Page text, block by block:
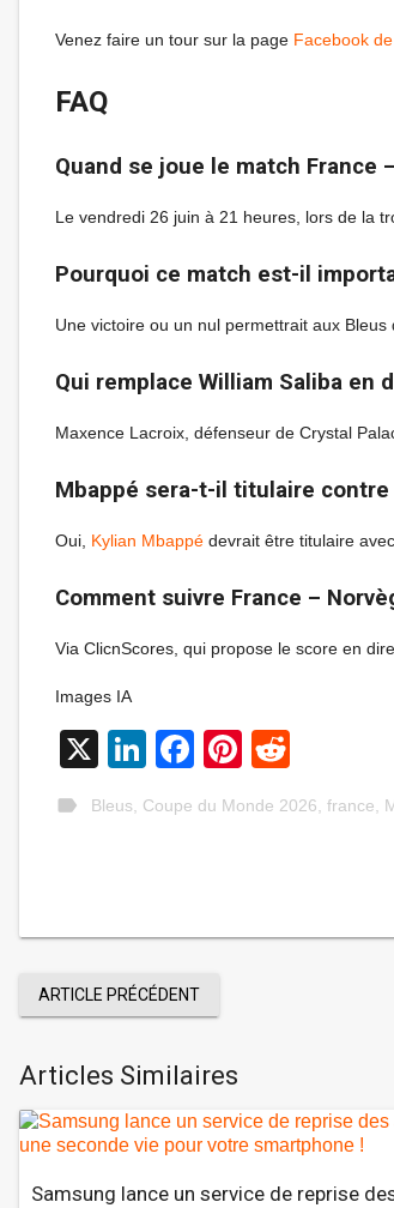
Venez faire un tour sur la page Facebook
FAQ
Quand se joue le match France
Le vendredi 26 juin à 21 heures, lors de la
Pourquoi ce match est-il
Une victoire ou un nul permettrait aux
Qui remplace William Saliba en
Maxence Lacroix, défenseur de Crystal
Mbappé sera-t-il titulaire contre
Oui, Kylian Mbappé devrait être titulaire
Comment suivre France –
Via ClicnScores, qui propose le score en
Images IA
X LinkedIn
Facebook
Pinterest
label Bleus Coupe du Monde 2026 france
ARTICLE PRÉCÉDENT
Articles Similaires
Samsung lance un service de reprise